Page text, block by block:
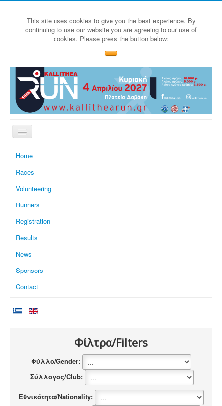
This site uses cookies to give you the best experience. By
continuing to use our website you are agreeing to our use of
cookies. Please press the button below:
Home
Races
Volunteering
Runners
Registration
Results
News
Sponsors
Contact
Φίλτρα/Filters
Φύλλο/Gender:
Σύλλογος/Club:
Εθνικότητα/Nationality: